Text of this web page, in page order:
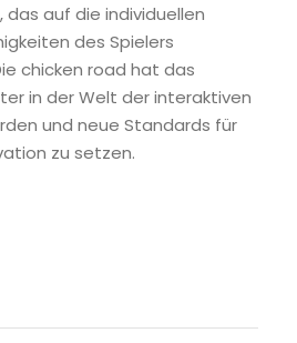
das auf die individuellen
des Spielers
chicken road hat das
in der Welt der interaktiven
und neue Standards für
zu setzen.